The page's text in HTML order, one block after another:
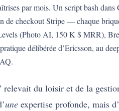
par mois. Un script bash
de checkout Stripe — chaque
(Photo AI, 150 K $ MRR),
délibérée d’Ericsson, au
du loisir et de la
une expertise profonde, mais